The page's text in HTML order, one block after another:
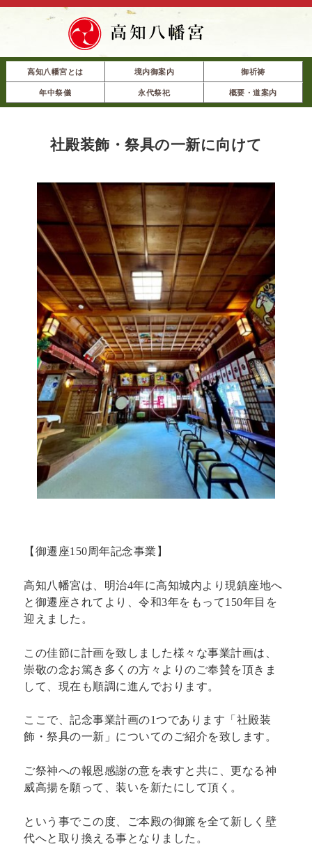
高知八幡宮とは 境内御案内 御祈祷
年中祭儀 永代祭祀 概要・道案内
社殿装飾・祭具の一新に向けて
【御遷座150周年記念事業】
高知八幡宮は、明治4年に高知城内より現鎮座地へ
と御遷座されてより、令和3年をもって150年目を
迎えました。
この佳節に計画を致しました様々な事業計画は、
崇敬の念お篤き多くの方々よりのご奉賛を頂きま
して、現在も順調に進んでおります。
ここで、記念事業計画の1つであります「社殿装
飾・祭具の一新」についてのご紹介を致します。
ご祭神への報恩感謝の意を表すと共に、更なる神
威高揚を願って、装いを新たにして頂く。
という事でこの度、ご本殿の御簾を全て新しく壁
代へと取り換える事となりました。